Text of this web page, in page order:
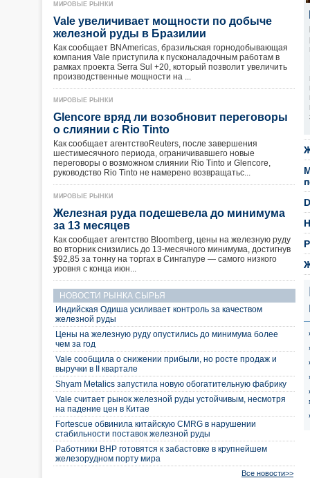
МИРОВЫЕ РЫНКИ
Vale увеличивает мощности по добыче
железной руды в Бразилии
Как сообщает BNAmericas, бразильская горнодобывающая
компания Vale приступила к пусконаладочным работам в
рамках проекта Serra Sul +20, который позволит увеличить
производственные мощности на ...
МИРОВЫЕ РЫНКИ
Glencore вряд ли возобновит переговоры
о слиянии с Rio Tinto
Как сообщает агентствоReuters, после завершения
шестимесячного периода, ограничивавшего новые
переговоры о возможном слиянии Rio Tinto и Glencore,
руководство Rio Tinto не намерено возвращатьс...
МИРОВЫЕ РЫНКИ
Железная руда подешевела до минимума
за 13 месяцев
Как сообщает агентство Bloomberg, цены на железную руду
во вторник снизились до 13-месячного минимума, достигнув
$92,85 за тонну на торгах в Сингапуре — самого низкого
уровня с конца июн...
НОВОСТИ РЫНКА СЫРЬЯ
Индийская Одиша усиливает контроль за качеством
железной руды
Цены на железную руду опустились до минимума более
чем за год
Vale сообщила о снижении прибыли, но росте продаж и
выручки в II квартале
Shyam Metalics запустила новую обогатительную фабрику
Vale считает рынок железной руды устойчивым, несмотря
на падение цен в Китае
Fortescue обвинила китайскую CMRG в нарушении
стабильности поставок железной руды
Работники BHP готовятся к забастовке в крупнейшем
железорудном порту мира
Все новости>>